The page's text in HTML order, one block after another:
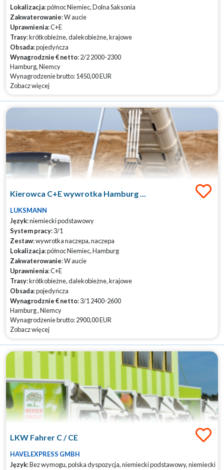
Lokalizacja: północ Niemiec, Dolna Saksonia
Zakwaterowanie: W aucie
Uprawnienia: C+E
Trasy: krótkobieżne, dalekobieżne, krajowe
Obsada: pojedyńcza
Wynagrodznie € netto: 2/2 2000-2300
Hamburg, Niemcy
Wynagrodzenie brutto: 1450,00 EUR
Zobacz więcej
Kierowca C+E wywrotka Hamburg ...
LUKSMANN
Język: niemiecki podstawowy
System pracy: 3/1
Zestaw: wywrotka naczepa, naczepa
Lokalizacja: północ Niemiec, Hamburg
Zakwaterowanie: W aucie
Uprawnienia: C+E
Trasy: krótkobieżne, dalekobieżne, krajowe
Obsada: pojedyńcza
Wynagrodznie € netto: 3/1 2400-2600
Hamburg , Niemcy
Wynagrodzenie brutto: 2900,00 EUR
Zobacz więcej
LKW Fahrer C / CE
HAVELEXPRESS GMBH
Język: Bez wymogu, polska dyspozycja, niemiecki podstawowy, niemiecki